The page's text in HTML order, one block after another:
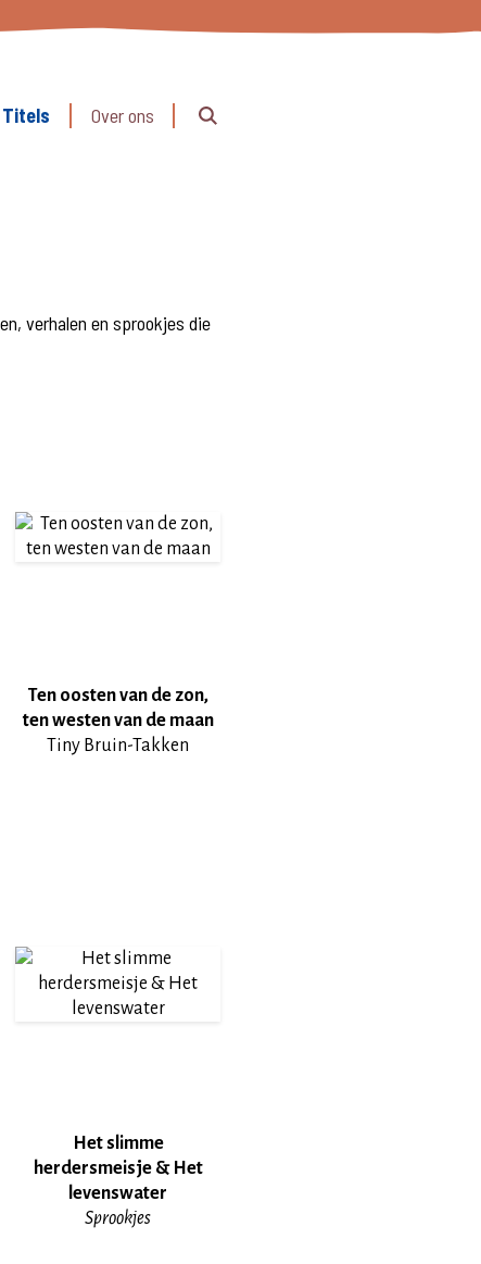
Titels Over ons
verhalen en sprookjes die
Ten oosten van de zon,
ten westen van de maan
Tiny Bruin-Takken
Het slimme
herdersmeisje & Het
levenswater
Sprookjes